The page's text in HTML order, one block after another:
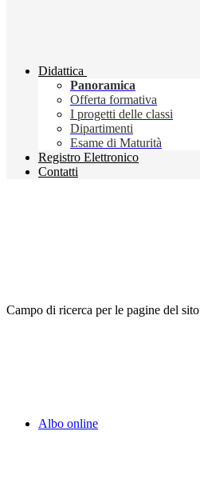
Didattica
Panoramica
Offerta formativa
I progetti delle classi
Dipartimenti
Esame di Maturità
Registro Elettronico
Contatti
Campo di ricerca per le pagine del sito
Albo online